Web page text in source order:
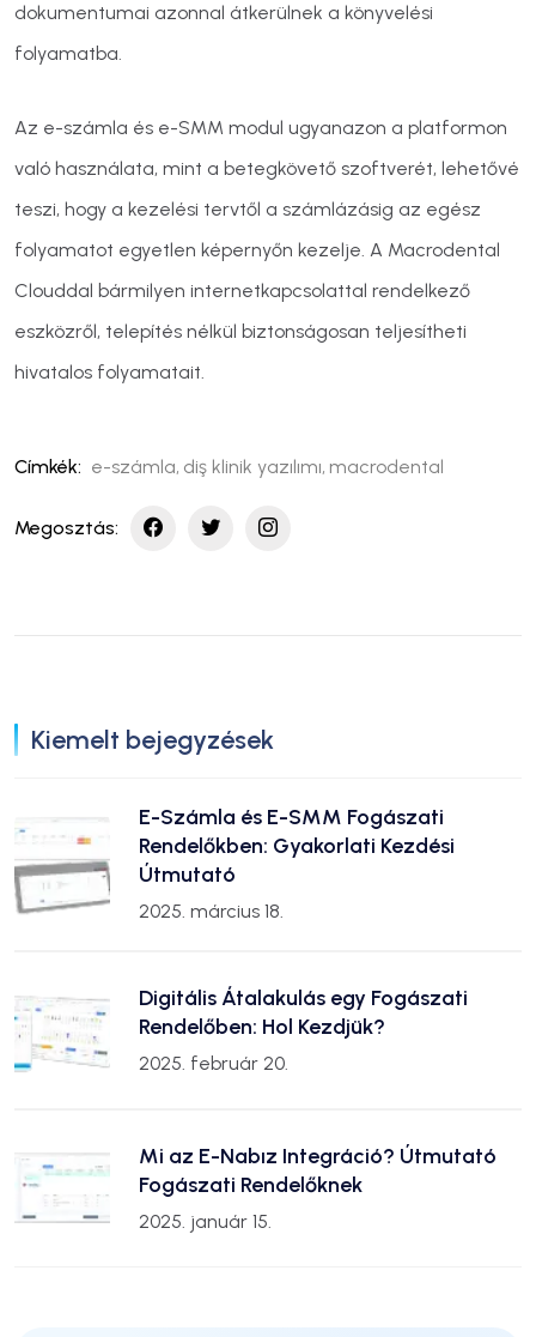
dokumentumai azonnal átkerülnek a könyvelési
folyamatba.
Az e-számla és e-SMM modul ugyanazon a platformon
való használata, mint a betegkövető szoftverét, lehetővé
teszi, hogy a kezelési tervtől a számlázásig az egész
folyamatot egyetlen képernyőn kezelje. A Macrodental
Clouddal bármilyen internetkapcsolattal rendelkező
eszközről, telepítés nélkül biztonságosan teljesítheti
hivatalos folyamatait.
Címkék: e-számla, diş klinik yazılımı, macrodental
Megosztás:
Kiemelt bejegyzések
E-Számla és E-SMM Fogászati
Rendelőkben: Gyakorlati Kezdési
Útmutató
2025. március 18.
Digitális Átalakulás egy Fogászati
Rendelőben: Hol Kezdjük?
2025. február 20.
Mi az E-Nabız Integráció? Útmutató
Fogászati Rendelőknek
2025. január 15.